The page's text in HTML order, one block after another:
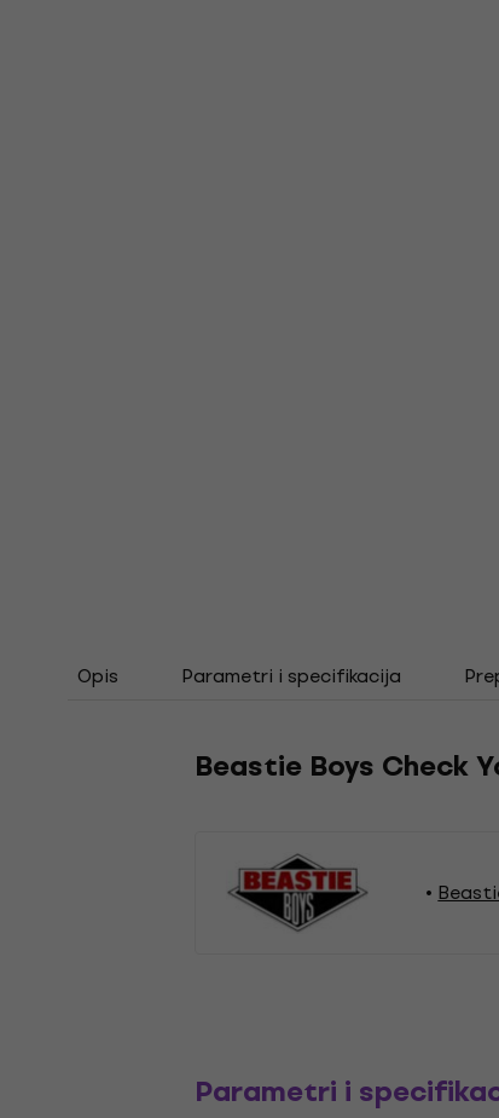
Opis Parametri i specifikacija
Beastie Boys Check
Parametri i